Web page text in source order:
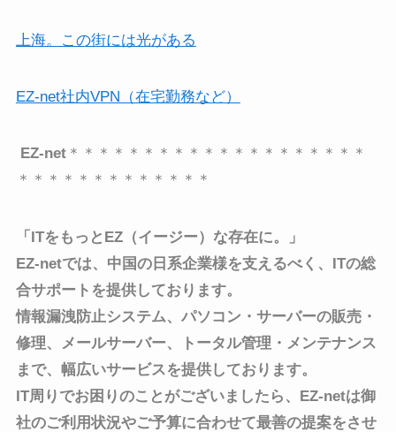
上海。この街には光がある
EZ-net社内VPN（在宅勤務など）
EZ-net＊＊＊＊＊＊＊＊＊＊＊＊＊＊＊＊＊＊＊＊
＊＊＊＊＊＊＊＊＊＊＊＊＊
「ITをもっとEZ（イージー）な存在に。」
EZ-netでは、中国の日系企業様を支えるべく、 ITの総
合サポートを提供しております。
情報漏洩防止システム、パソコン・サーバーの販売・
修理、メールサーバー、トータル管理・メンテナンス
まで、 幅広いサービスを提供しております。
IT周りでお困りのことがございましたら、EZ-netは御
社のご利用状況やご予算に合わせて最善の提案をさせ